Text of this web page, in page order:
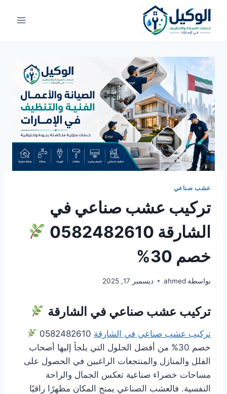
التجاوز
المحتوى
عشب صناعي
تركيب عشب صناعي في
الشارقة 0582482610
خصم 30%
بواسطة ahmed ديسمبر 17, 2025
تركيب عشب صناعي في الشارقة
تركيب عشب صناعي في الشارقة
خصم 30% من أفضل الحلول التي يلجأ إليها أصحاب
الفلل والمنازل والمنتجعات الراغبين في الحصول على
مساحات خضراء صناعية تعكس الجمال والراحة
النفسية. فالعشب الصناعي يمنح المكان مظهرًا راقيًا